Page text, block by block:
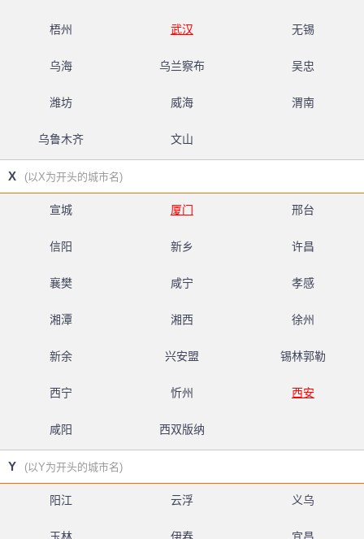
梧州 武汉 无锡
乌海 乌兰察布 吴忠
潍坊 威海 渭南
乌鲁木齐 文山
X (以X为开头的城市名)
宣城 厦门 邢台
信阳 新乡 许昌
襄樊 咸宁 孝感
湘潭 湘西 徐州
新余 兴安盟 锡林郭勒
西宁 忻州 西安
咸阳 西双版纳
Y (以Y为开头的城市名)
阳江 云浮 义乌